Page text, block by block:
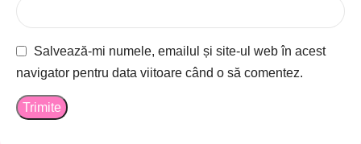
Salvează-mi numele, emailul și site-ul web în acest
navigator pentru data viitoare când o să comentez.